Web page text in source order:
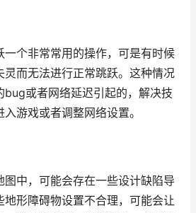
一个非常常用的操作，可是有时候
灵而无法进行正常跳跃。这种情况
bug或者网络延迟引起的，解决技
游戏或者调整网络设置。
中，可能会存在一些设计缺陷导
形障碍物设置不合理，可能会让